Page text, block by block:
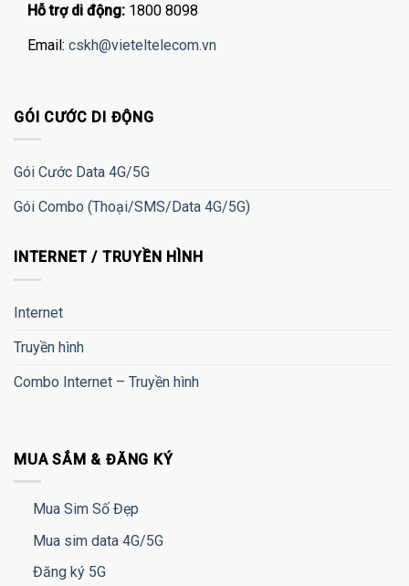
Hỗ trợ di động: 1800 8098
Email: cskh@vieteltelecom.vn
GÓI CƯỚC DI ĐỘNG
Gói Cước Data 4G/5G
Gói Combo (Thoại/SMS/Data 4G/5G)
INTERNET / TRUYỀN HÌNH
Internet
Truyền hình
Combo Internet – Truyền hình
MUA SẮM & ĐĂNG KÝ
Mua Sim Số Đẹp
Mua sim data 4G/5G
Đăng ký 5G